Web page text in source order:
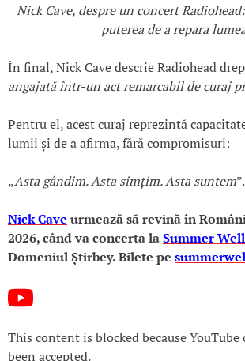
Nick Cave, despre un concert
puterea de a repara
În final, Nick Cave descrie Radiohead
angajată într-un act remarcabil de curaj
Pentru el, acest curaj reprezintă
lumii și de a afirma, fără compromisuri:
„Asta gândim. Asta simțim. Asta suntem”.
Nick Cave urmează să revină în
2026, când va concerta laSummer Well
Domeniul Știrbey. Bilete pe
This content is blocked because YouTube
been accepted.